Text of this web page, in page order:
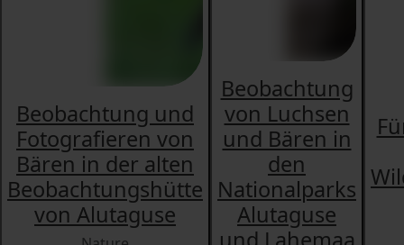
Beobachtung und
Fotografieren von
Bären in der alten
Beobachtungshütte
von Alutaguse
Beobachtung
von Luchsen
und Bären in
den
Nationalparks
Alutaguse